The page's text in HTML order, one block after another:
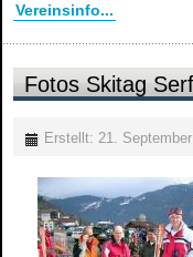
Vereinsinfo...
Fotos Skitag
Erstellt: 21. September